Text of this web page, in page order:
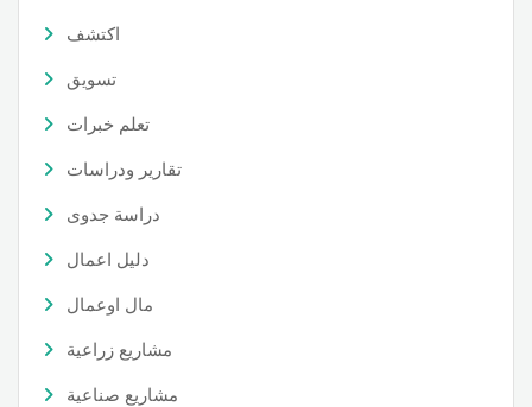
اكتشف
تسويق
تعلم خبرات
تقارير ودراسات
دراسة جدوى
دليل اعمال
مال اوعمال
مشاريع زراعية
مشاريع صناعية